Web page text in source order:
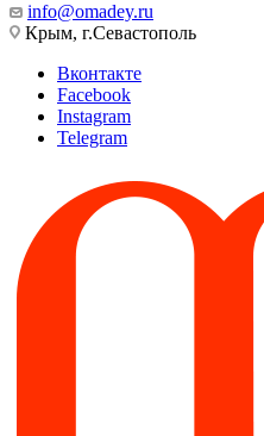
info@omadey.ru
Крым, г.Севастополь
Вконтакте
Facebook
Instagram
Telegram